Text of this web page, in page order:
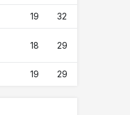
19 32
18 29
19 29